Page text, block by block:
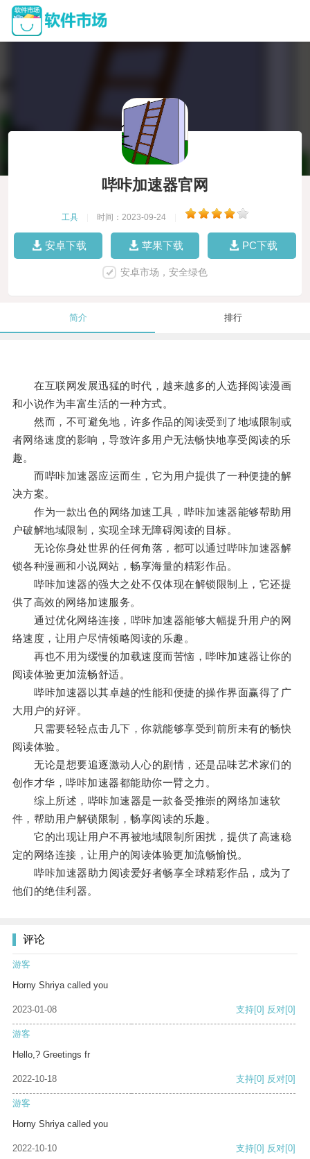
哔咔加速器官网
工具 时间：2023-09-24
安卓下载 苹果下载 PC下载
安卓市场，安全绿色
简介 排行
在互联网发展迅猛的时代，越来越多的人选择阅读漫画
和小说作为丰富生活的一种方式。
然而，不可避免地，许多作品的阅读受到了地域限制或
者网络速度的影响，导致许多用户无法畅快地享受阅读的乐
趣。
而哔咔加速器应运而生，它为用户提供了一种便捷的解
决方案。
作为一款出色的网络加速工具，哔咔加速器能够帮助用
户破解地域限制，实现全球无障碍阅读的目标。
无论你身处世界的任何角落，都可以通过哔咔加速器解
锁各种漫画和小说网站，畅享海量的精彩作品。
哔咔加速器的强大之处不仅体现在解锁限制上，它还提
供了高效的网络加速服务。
通过优化网络连接，哔咔加速器能够大幅提升用户的网
络速度，让用户尽情领略阅读的乐趣。
再也不用为缓慢的加载速度而苦恼，哔咔加速器让你的
阅读体验更加流畅舒适。
哔咔加速器以其卓越的性能和便捷的操作界面赢得了广
大用户的好评。
只需要轻轻点击几下，你就能够享受到前所未有的畅快
阅读体验。
无论是想要追逐激动人心的剧情，还是品味艺术家们的
创作才华，哔咔加速器都能助你一臂之力。
综上所述，哔咔加速器是一款备受推崇的网络加速软
件，帮助用户解锁限制，畅享阅读的乐趣。
它的出现让用户不再被地域限制所困扰，提供了高速稳
定的网络连接，让用户的阅读体验更加流畅愉悦。
哔咔加速器助力阅读爱好者畅享全球精彩作品，成为了
他们的绝佳利器。
评论
游客
Horny Shriya called you
2023-01-08 支持[0] 反对[0]
游客
Hello,? Greetings fr
2022-10-18 支持[0] 反对[0]
游客
Horny Shriya called you
2022-10-10 支持[0] 反对[0]